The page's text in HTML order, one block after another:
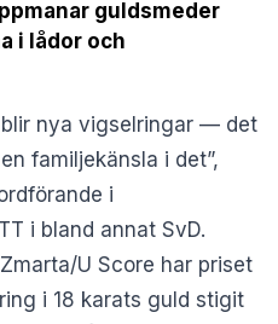
guldsmeder
i lådor och
blir nya vigselringar — det
familjekänsla i det”,
i
i bland annat SvD.
U Score har priset
i 18 karats guld stigit